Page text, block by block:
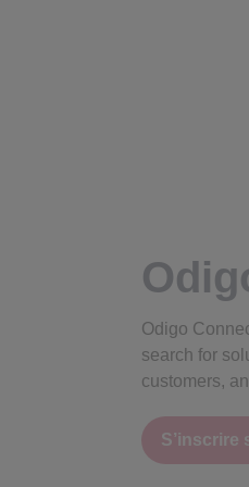
Odigo
search for
customers,
S’inscrire